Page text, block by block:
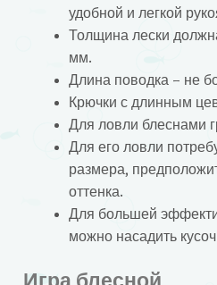
удобной и легкой
Толщина лески
мм.
Длина поводка – не
Крючки с длинным
Для ловли блеснами
Для его ловли
размера,
оттенка.
Для большей
можно насадить